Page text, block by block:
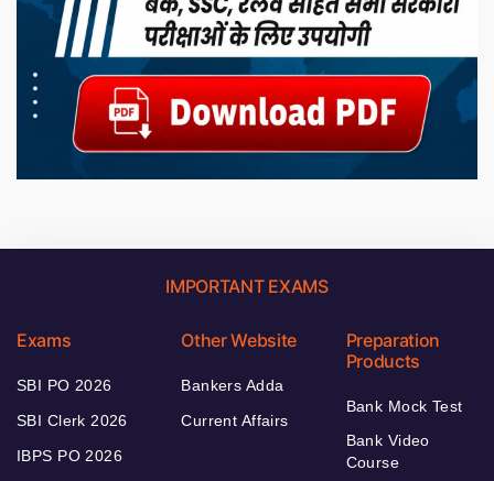
IMPORTANT EXAMS
Exams
SBI PO 2026
SBI Clerk 2026
IBPS PO 2026
Other Website
Bankers Adda
Current Affairs
Preparation
Products
Bank Mock Test
Bank Video
Course